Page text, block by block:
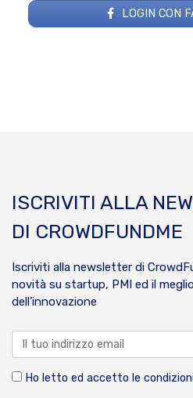
LOGIN CON
ISCRIVITI ALLA
DI CROWDFUNDME
Iscriviti alla newsletter di
novità su startup, PMI ed il
dell’innovazione
Ho letto ed accetto le